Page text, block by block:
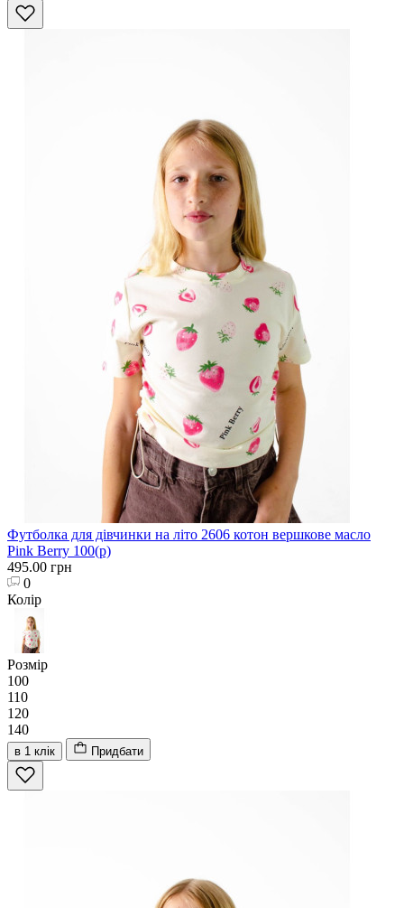
Футболка для дівчинки на літо 2606 котон вершкове масло
Pink Berry 100(р)
495.00 грн
0
Колір
Розмір
100
110
120
140
в 1 клік Придбати